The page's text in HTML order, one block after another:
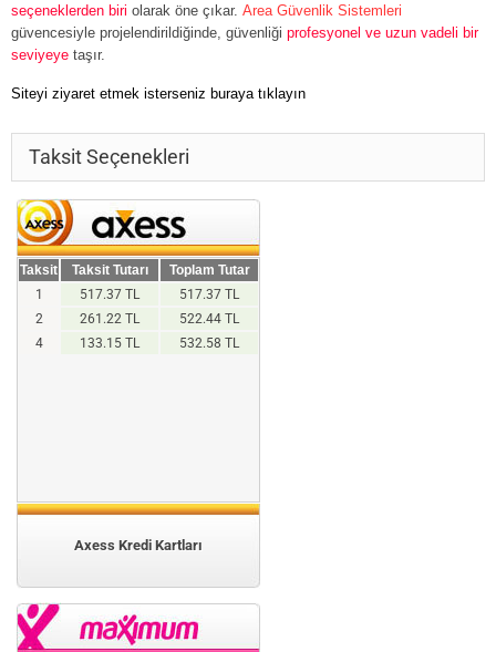
seçeneklerden biri olarak öne çıkar. Area Güvenlik Sistemleri
güvencesiyle projelendirildiğinde, güvenliği profesyonel ve uzun vadeli bir
seviyeye taşır.
Siteyi ziyaret etmek isterseniz buraya tıklayın
Taksit Seçenekleri
Taksit Taksit Tutarı
Toplam Tutar
1
517.37 TL
517.37 TL
2
261.22 TL
522.44 TL
4
133.15 TL 532.58 TL
Axess Kredi Kartları